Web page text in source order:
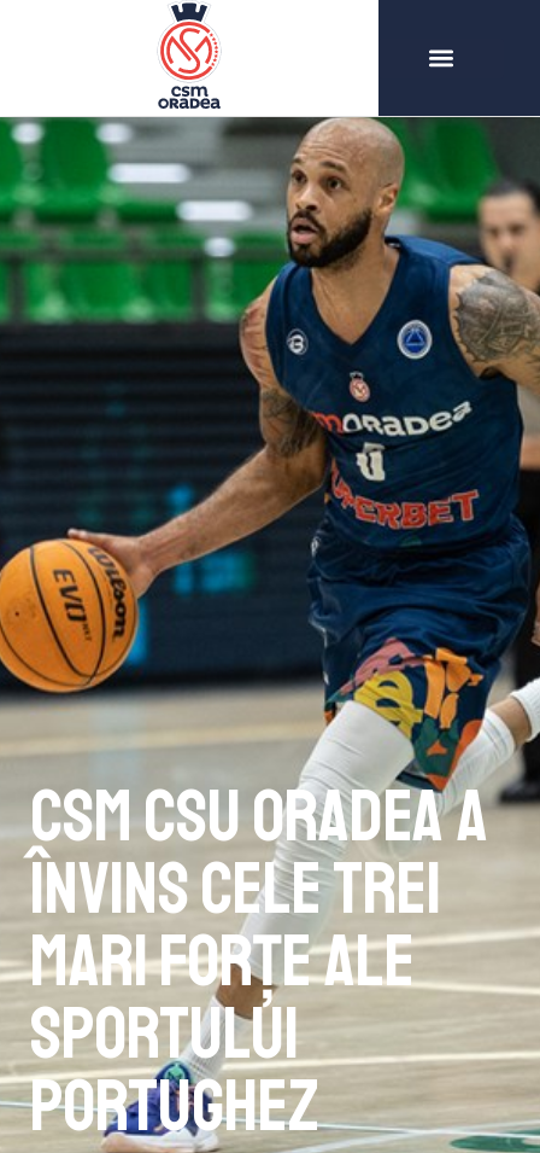
CSM CSU Oradea a
învins cele trei
mari forțe ale
sportului
portughez